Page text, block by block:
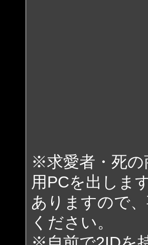
※求愛者・死の
用PCを出しま
ありますので
ください。